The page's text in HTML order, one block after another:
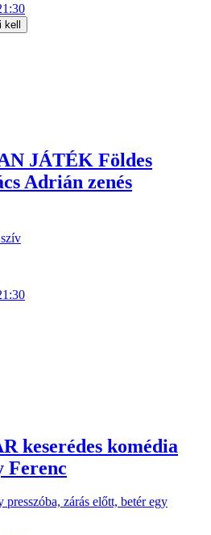
kell
JÁTÉK Földes
Adrián zenés
keserédes komédia
zárás előtt, betér egy